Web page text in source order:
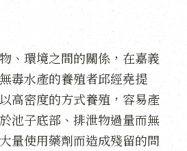
、環境之間的關係，在嘉義
毒水產的養殖者邱經堯提
高密度的方式養殖，容易產
池子底部、排泄物過量而無
量使用藥劑而造成殘留的問